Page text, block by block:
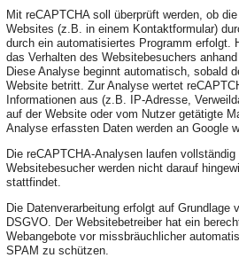
Mit reCAPTCHA soll überprüft werden, ob
Websites (z.B. in einem Kontaktformular)
durch ein automatisiertes Programm erfolgt.
das Verhalten des Websitebesuchers
Diese Analyse beginnt automatisch, sobald
Website betritt. Zur Analyse wertet
Informationen aus (z.B. IP-Adresse,
auf der Website oder vom Nutzer getätigte
Analyse erfassten Daten werden an Google
Die reCAPTCHA-Analysen laufen vollständig
Websitebesucher werden nicht darauf
stattfindet.
Die Datenverarbeitung erfolgt auf Grundlage
DSGVO. Der Websitebetreiber hat ein
Webangebote vor missbräuchlicher
SPAM zu schützen.